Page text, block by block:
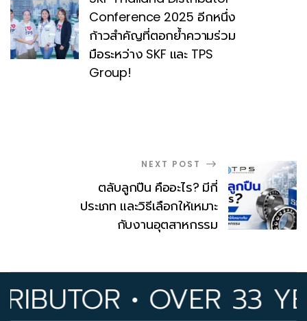
Conference 2025 อีกหนึ่ง
ก้าวสำคัญที่ตอกย้ำความร่วม
มือระหว่าง SKF และ TPS
Group!
NEXT POST
ตลับลูกปืน คืออะไร? มีกี่
ประเภท และวิธีเลือกให้เหมาะ
กับงานอุตสาหกรรม
• OVER 33